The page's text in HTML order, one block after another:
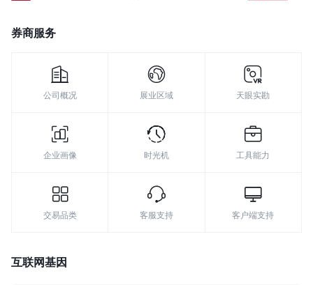
券商服务
公司概况 展业区域 天眼实勘
企业画像 时光机 工具能力
交易品类 客服支持 客户端支持
互联网基因